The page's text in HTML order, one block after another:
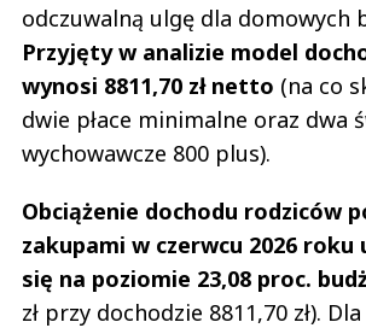
odczuwalną ulgę dla domowych
Przyjęty w analizie model
wynosi 8811,70 zł netto (na co
dwie płace minimalne oraz dwa
wychowawcze 800 plus).
Obciążenie dochodu rodziców
zakupami w czerwcu 2026 roku
się na poziomie 23,08 proc.
zł przy dochodzie 8811,70 zł).